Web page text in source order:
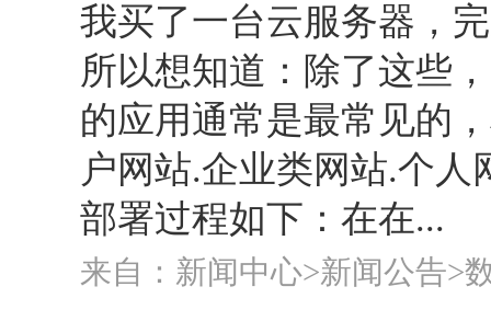
我买了一台云服务器，
所以想知道：除了这些
的应用通常是最常见的
户网站.企业类网站.个
部署过程如下：在在...
来自：新闻中心>新闻公告>